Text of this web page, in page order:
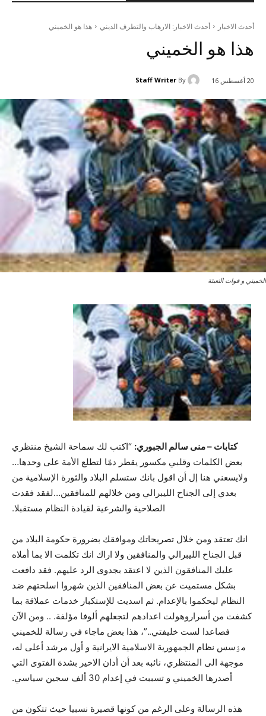
أحدث الاخبار أحدث الاخبار: الارهاب والتطرف الديني هذا هو الخميني
هذا هو الخميني
20 أغسطس 16 By
Staff Writer
الخميني و قوات التعبئة
كتابات – منى سالم الجبوري: “اكتب لك سماحة الشيخ منتظري
بعض الكلمات وقلبي مكسور يقطر دمًا لتطلع الأمة على وحدها…
ولايسعني هنا إل أن اقول بانك ستسلم البلاد والثورة الإسلامية من
بعدي إلى الجناح الليبرالي ومن خلالهم للمنافقين…لفقد فقدت
الصلاحية والشرعية لقيادة النظام مستقبلا.
انك تعتقد ومن خلال تصريحاتك وموافقك بضرورة حكومة البلاد من
قبل الجناح الليبرالي والمنافقين ولا اراك انك تكلمت الا بما أملاه
عليك المنافقون الذين لا اعتقد بجدوى الرد عليهم. فقد دافعت
بشكل مستميت عن بعض المنافقين الذين شهروا اسلحتهم ضد
النظام ليحكموا بالإعدام. ثم اسديت للإستكبار خدمات عملاقة بما
كشفت من أسراروهولت اعدادهم لتجعلهم ألوفا مؤلفة. .. ومن الآن
فصاعدا لست خليفتي..”، هذا بعض ماجاء في رسالة للخميني
مٶسس نظام الجمهورية الاسلامية الايرانية و أول مرشد أعلى له،
موجهة الى المنتظري، نائبه بعد أن أدان الاخير بشدة الفتوى التي
أصدرها الخميني و تسببت في إعدام 30 ألف سجين سياسي.
هذه الرسالة وعلى الرغم من کونها قصيرة نسبيا حيث تتکون من